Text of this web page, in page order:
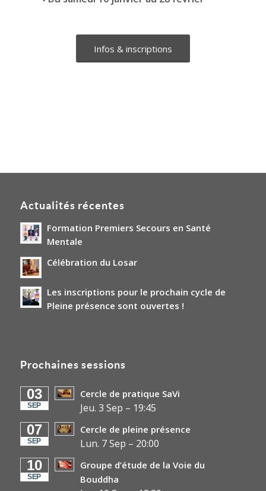
Infos & inscriptions
Actualités récentes
Formation Premiers Secours en Santé
Mentale
Célébration du Losar
Les inscriptions pour le prochain cycle de
Pleine présence sont ouvertes !
Prochaines sessions
03
SEP
Cercle de pratique SaVi
Jeu. 3 Sep – 19:45
07
SEP
Cercle de pleine présence
Lun. 7 Sep – 20:00
10
SEP
Groupe d’étude de la Voie du
Bouddha